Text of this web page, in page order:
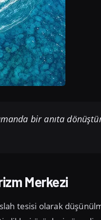
bir anıta
Merkezi
tesisi olarak